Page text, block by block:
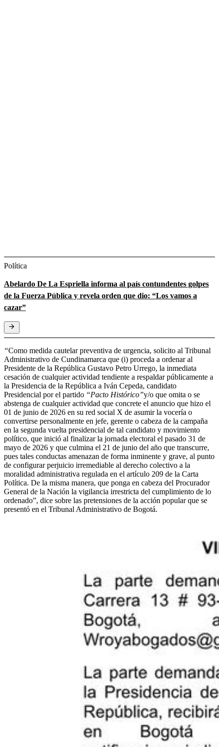
Política
Abelardo De La Espriella informa al país contundentes golpes
de la Fuerza Pública y revela orden que dio: “Los vamos a
cazar”
“Como medida cautelar preventiva de urgencia, solicito al Tribunal
Administrativo de Cundinamarca que (i) proceda a ordenar al
Presidente de la República Gustavo Petro Urrego, la inmediata
cesación de cualquier actividad tendiente a respaldar públicamente a
la Presidencia de la República a Iván Cepeda, candidato
Presidencial por el partido “Pacto Histórico”y/o que omita o se
abstenga de cualquier actividad que concrete el anuncio que hizo el
01 de junio de 2026 en su red social X de asumir la vocería o
convertirse personalmente en jefe, gerente o cabeza de la campaña
en la segunda vuelta presidencial de tal candidato y movimiento
político, que inició al finalizar la jornada electoral el pasado 31 de
mayo de 2026 y que culmina el 21 de junio del año que transcurre,
pues tales conductas amenazan de forma inminente y grave, al punto
de configurar perjuicio irremediable al derecho colectivo a la
moralidad administrativa regulada en el artículo 209 de la Carta
Política. De la misma manera, que ponga en cabeza del Procurador
General de la Nación la vigilancia irrestricta del cumplimiento de lo
ordenado”, dice sobre las pretensiones de la acción popular que se
presentó en el Tribunal Administrativo de Bogotá.